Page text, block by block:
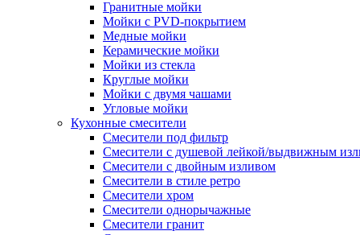
Гранитные мойки
Мойки с PVD-покрытием
Медные мойки
Керамические мойки
Мойки из стекла
Круглые мойки
Мойки с двумя чашами
Угловые мойки
Кухонные смесители
Смесители под фильтр
Смесители с душевой лейкой/выдвижным
Смесители с двойным изливом
Смесители в стиле ретро
Смесители хром
Смесители однорычажные
Смесители гранит